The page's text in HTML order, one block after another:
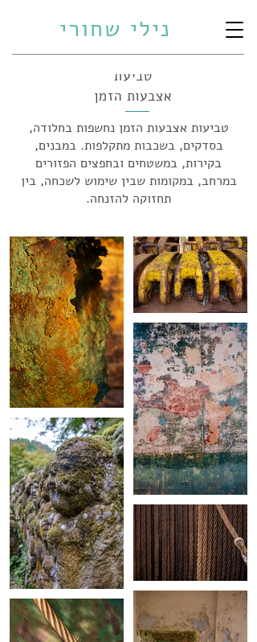
נילי שחורי
טביעת
אצבעות הזמן
טביעות אצבעות הזמן נחשפות בחלודה,
בסדקים, בשכבות מתקלפות. במבנים,
בקירות, במשטחים ובחפצים הפזורים
במרחב, במקומות שבין שימוש לשכחה, בין
תחזוקה להזנחה.